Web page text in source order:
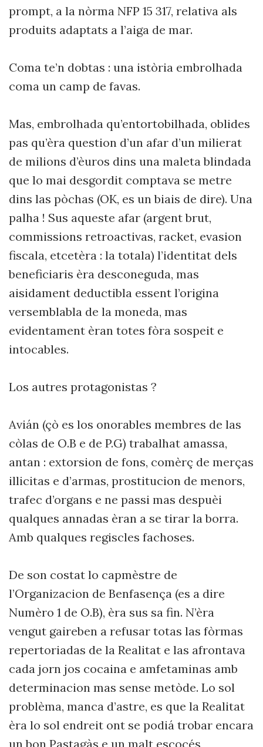
prompt, a la nòrma NFP 15 317, relativa als
produits adaptats a l’aiga de mar.
Coma te’n dobtas : una istòria embrolhada
coma un camp de favas.
Mas, embrolhada qu’entortobilhada, oblides
pas qu’èra question d’un afar d’un milierat
de milions d’èuros dins una maleta blindada
que lo mai desgordit comptava se metre
dins las pòchas (OK, es un biais de dire). Una
palha ! Sus aqueste afar (argent brut,
commissions retroactivas, racket, evasion
fiscala, etcetèra : la totala) l’identitat dels
beneficiaris èra desconeguda, mas
aisidament deductibla essent l’origina
versemblabla de la moneda, mas
evidentament èran totes fòra sospeit e
intocables.
Los autres protagonistas ?
Avián (çò es los onorables membres de las
còlas de O.B e de P.G) trabalhat amassa,
antan : extorsion de fons, comèrç de merças
illicitas e d’armas, prostitucion de menors,
trafec d’organs e ne passi mas despuèi
qualques annadas èran a se tirar la borra.
Amb qualques regiscles fachoses.
De son costat lo capmèstre de
l’Organizacion de Benfasença (es a dire
Numèro 1 de O.B), èra sus sa fin. N’èra
vengut gaireben a refusar totas las fòrmas
repertoriadas de la Realitat e las afrontava
cada jorn jos cocaina e amfetaminas amb
determinacion mas sense metòde. Lo sol
problèma, manca d’astre, es que la Realitat
èra lo sol endreit ont se podiá trobar encara
un bon Pastagàs e un malt escocés